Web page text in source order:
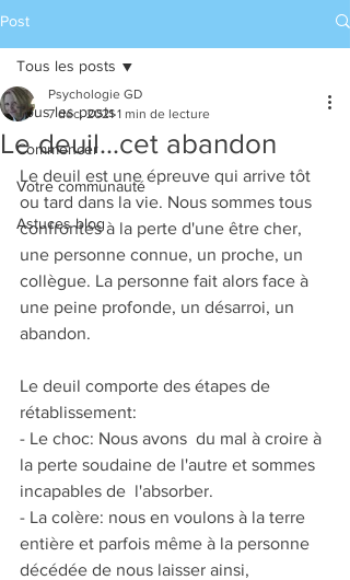
Post
Tous les posts
Commencer
Votre communauté
Astuces blog
Tous les posts
Le deuil...cet abandon
Psychologie GD
7 déc. 2021 1 min de lecture
Le deuil est une épreuve qui arrive tôt
ou tard dans la vie. Nous sommes tous
confrontés à la perte d'une être cher,
une personne connue, un proche, un
collègue. La personne fait alors face à
une peine profonde, un désarroi, un
abandon.
Le deuil comporte des étapes de
rétablissement:
- Le choc: Nous avons  du mal à croire à
la perte soudaine de l'autre et sommes
incapables de  l'absorber.
- La colère: nous en voulons à la terre
entière et parfois même à la personne
décédée de nous laisser ainsi,